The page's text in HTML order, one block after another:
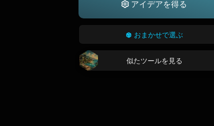
アイデアを得る
おまかせで選ぶ
似たツールを見る